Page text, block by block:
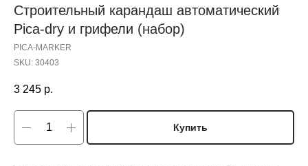
Строительный карандаш автоматический
Pica-dry и грифели (набор)
PICA-MARKER
SKU: 30403
3 245 р.
Купить